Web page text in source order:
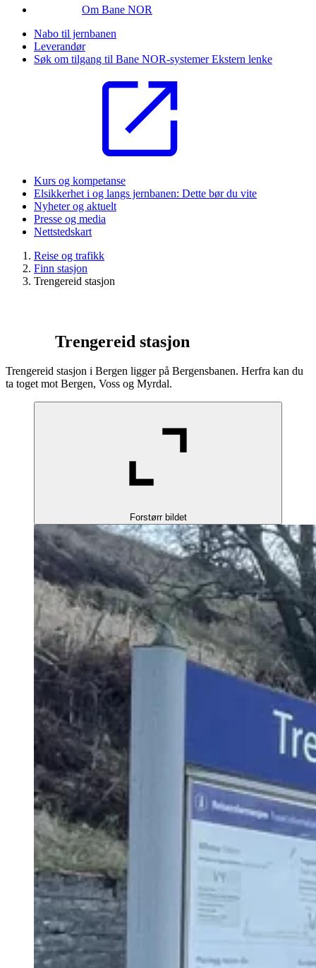
Om Bane NOR
Nabo til jernbanen
Leverandør
Søk om tilgang til Bane NOR-systemerEkstern lenke
Kurs og kompetanse
Elsikkerhet i og langs jernbanen: Dette bør du vite
Nyheter og aktuelt
Presse og media
Nettstedskart
Reise og trafikk
Finn stasjon
Trengereid stasjon
Trengereid stasjon
Trengereid stasjon i Bergen ligger på Bergensbanen. Herfra kan du
ta toget mot Bergen, Voss og Myrdal.
Forstørr bildet